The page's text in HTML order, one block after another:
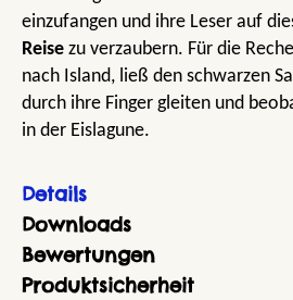
einzufangen und ihre Leser auf
Reise zu verzaubern. Für die
nach Island, ließ den schwarzen
durch ihre Finger gleiten und
in der Eislagune.
Details
Downloads
Bewertungen
Produktsicherheit